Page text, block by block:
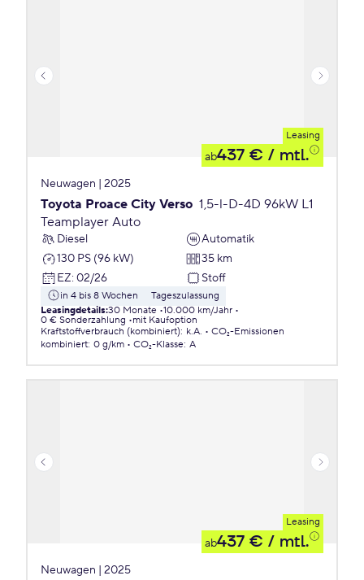
Leasing
ab437 € / mtl.
Neuwagen | 2025
Toyota Proace City Verso 1,5-l-D-4D 96kW L1
Teamplayer Auto
Diesel
Automatik
130 PS (96 kW)
35 km
EZ: 02/26 Stoff
in 4 bis 8 Wochen
Tageszulassung
Leasingdetails:30 Monate 10.000 km/Jahr
0 € Sonderzahlung
mit Kaufoption
Kraftstoffverbrauch (kombiniert): k.A.
CO₂-Emissionen
kombiniert: 0 g/km CO₂-Klasse: A
Leasing
ab437 € / mtl.
Neuwagen | 2025